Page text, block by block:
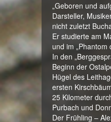
„Geboren und
Darsteller,
nicht zuletzt
Er studierte am
und im „Phantom
In den
Beginn der
Hügel des
ersten
25 Kilometer
Purbach und
Der Frühling –